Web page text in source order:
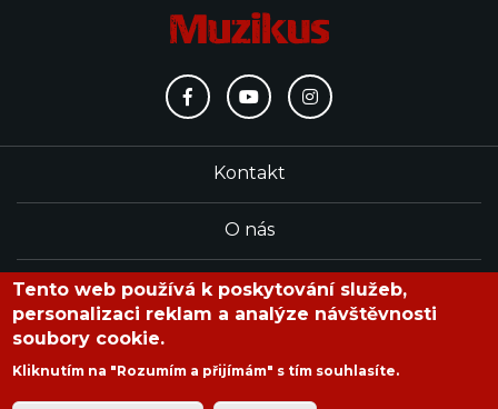
Kontakt
O nás
Redakce
Tento web používá k poskytování služeb,
personalizaci reklam a analýze návštěvnosti
soubory cookie.
Kliknutím na "Rozumím a přijímám" s tím souhlasíte.